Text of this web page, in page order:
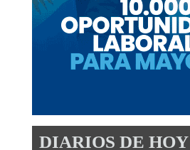
DIARIOS DE HOY